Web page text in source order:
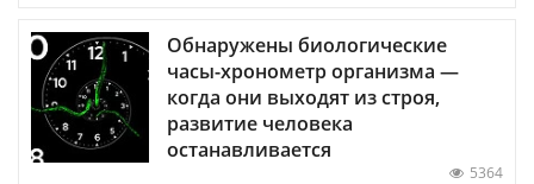
Обнаружены биологические
часы-хронометр организма —
когда они выходят из строя,
развитие человека
останавливается
5364